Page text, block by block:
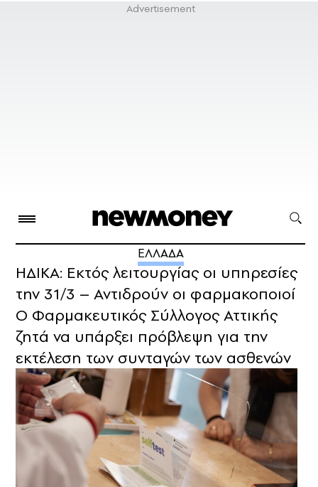
ΕΛΛΑΔΑ
ΗΔΙΚΑ: Εκτός λειτουργίας οι υπηρεσίες
την 31/3 – Αντιδρούν οι φαρμακοποιοί
Ο Φαρμακευτικός Σύλλογος Αττικής
ζητά να υπάρξει πρόβλεψη για την
εκτέλεση των συνταγών των ασθενών